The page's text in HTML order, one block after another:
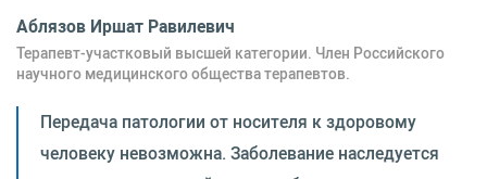
Аблязов Иршат Равилевич
Терапевт-участковый высшей категории. Член Российского
научного медицинского общества терапевтов.
Передача патологии от носителя к здоровому
человеку невозможна. Заболевание наследуется